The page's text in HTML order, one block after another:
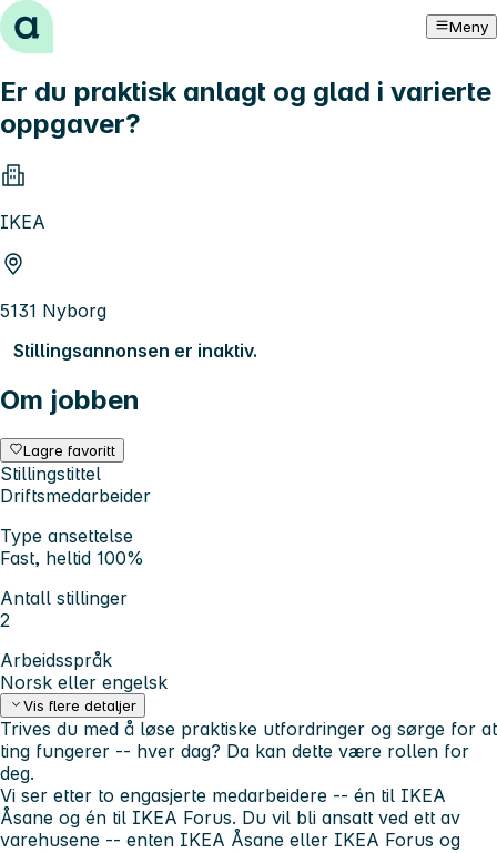
Hopp til innhold Meny
Er du praktisk anlagt og glad i varierte
oppgaver?
IKEA
5131 Nyborg
Stillingsannonsen er inaktiv.
Om jobben
Lagre favoritt
Stillingstittel
Driftsmedarbeider
Type ansettelse
Fast, heltid 100%
Antall stillinger
2
Arbeidsspråk
Norsk eller engelsk
Vis flere detaljer
Trives du med å løse praktiske utfordringer og sørge for at
ting fungerer -- hver dag? Da kan dette være rollen for
deg.
Vi ser etter to engasjerte medarbeidere -- én til IKEA
Åsane og én til IKEA Forus. Du vil bli ansatt ved ett av
varehusene -- enten IKEA Åsane eller IKEA Forus og